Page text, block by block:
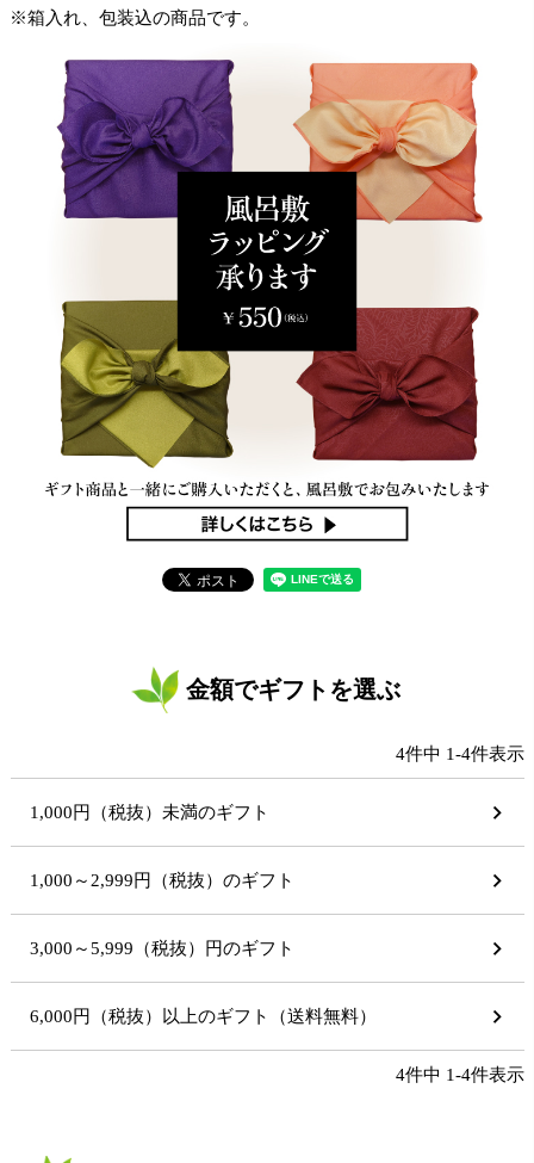
※箱入れ、包装込の商品です。
金額でギフトを選ぶ
4件中 1-4件表示
1,000円（税抜）未満のギフト
1,000～2,999円（税抜）のギフト
3,000～5,999（税抜）円のギフト
6,000円（税抜）以上のギフト（送料無料）
4件中 1-4件表示